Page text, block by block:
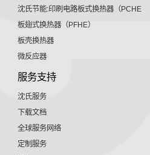
沈氏节能:印刷电路板式换热器（PCHE）
板翅式换热器（PFHE）
板壳换热器
微反应器
服务支持
沈氏服务
下载文档
全球服务网络
定制服务